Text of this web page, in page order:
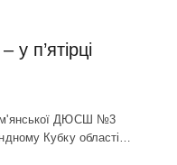
у п’ятірці
ДЮСШ №3
Кубку області…